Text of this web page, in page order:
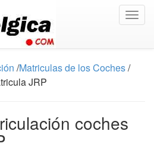
/Matriculas de los Coches/
JRP
coches